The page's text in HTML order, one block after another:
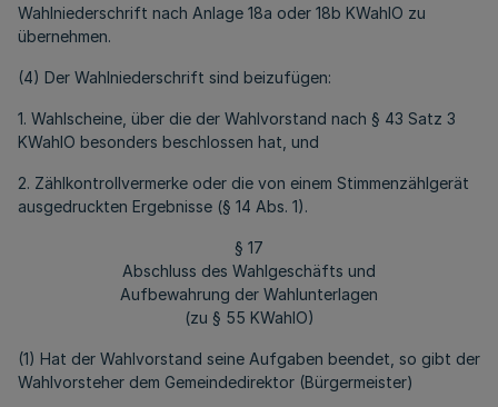
Wahlniederschrift nach Anlage 18a oder 18b KWahlO zu
übernehmen.
(4) Der Wahlniederschrift sind beizufügen:
1. Wahlscheine, über die der Wahlvorstand nach § 43 Satz 3
KWahlO besonders beschlossen hat, und
2. Zählkontrollvermerke oder die von einem Stimmenzählgerät
ausgedruckten Ergebnisse (§ 14 Abs. 1).
§ 17
Abschluss des Wahlgeschäfts und
Aufbewahrung der Wahlunterlagen
(zu § 55 KWahlO)
(1) Hat der Wahlvorstand seine Aufgaben beendet, so gibt der
Wahlvorsteher dem Gemeindedirektor (Bürgermeister)